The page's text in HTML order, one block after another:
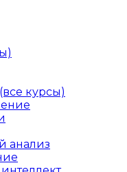
курсы)
анализ